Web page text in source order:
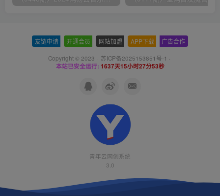
友链申请 开通会员 网站加盟 APP下载 广告合作
Copyright © 2023 · 苏ICP备2025153851号-1 ·
本站已安全运行: 1637天15小时27分53秒
青年云网创系统
3.0